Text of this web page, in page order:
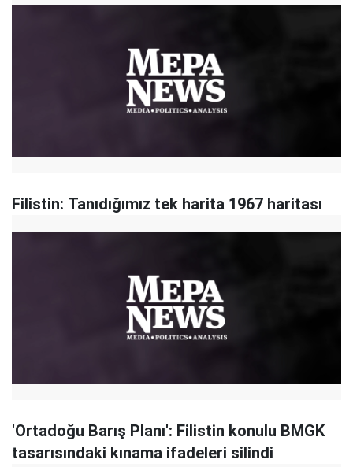
Filistin: Tanıdığımız tek harita 1967 haritası
'Ortadoğu Barış Planı': Filistin konulu BMGK
tasarısındaki kınama ifadeleri silindi